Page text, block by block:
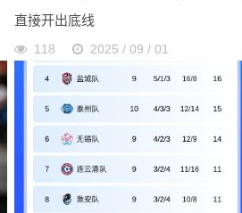
直接开出底线
118 2025 / 09 / 01